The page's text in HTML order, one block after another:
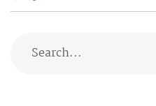
Search...